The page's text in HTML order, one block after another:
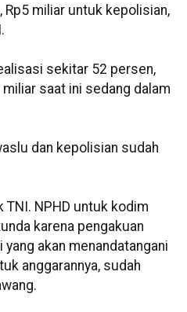
Rp5 miliar untuk kepolisian,
sekitar 52 persen,
saat ini sedang dalam
dan kepolisian sudah
TNI. NPHD untuk kodim
karena pengakuan
akan menandatangani
anggarannya, sudah